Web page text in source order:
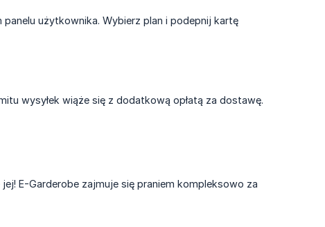
panelu użytkownika. Wybierz plan i podepnij kartę
wysyłek wiąże się z dodatkową opłatą za dostawę.
E-Garderobe zajmuje się praniem kompleksowo za